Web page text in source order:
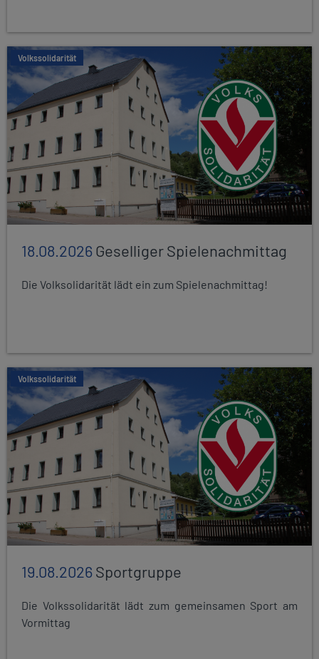
Volkssolidarität
18.08.2026Geselliger Spielenachmittag
Die Volksolidarität lädt ein zum Spielenachmittag!
Volkssolidarität
19.08.2026Sportgruppe
Die Volkssolidarität lädt zum gemeinsamen Sport am
Vormittag